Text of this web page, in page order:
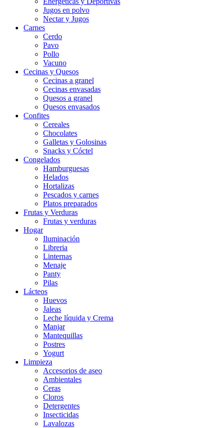
Jugos en polvo
Nectar y Jugos
Carnes
Cerdo
Pavo
Pollo
Vacuno
Cecinas y Quesos
Cecinas a granel
Cecinas envasadas
Quesos a granel
Quesos envasados
Confites
Cereales
Chocolates
Galletas y Golosinas
Snacks y Cóctel
Congelados
Hamburguesas
Helados
Hortalizas
Pescados y carnes
Platos preparados
Frutas y Verduras
Frutas y verduras
Hogar
Iluminación
Libreria
Linternas
Menaje
Panty
Pilas
Lácteos
Huevos
Jaleas
Leche líquida y Crema
Manjar
Mantequillas
Postres
Yogurt
Limpieza
Accesorios de aseo
Ambientales
Ceras
Cloros
Detergentes
Insecticidas
Lavalozas